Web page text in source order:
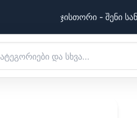
ჯისთორი - შენი